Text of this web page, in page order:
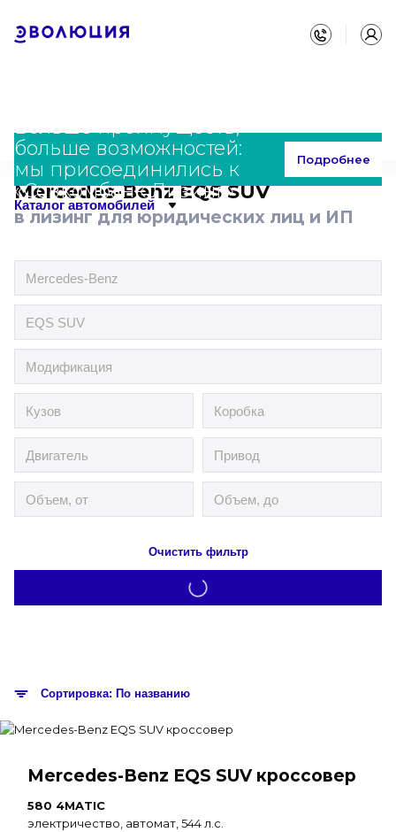
Больше преимуществ,
больше возможностей:
мы присоединились к
«Совкомбанк Лизинг»
Подробнее
Каталог автомобилей
Главная Каталог Mercedes-Benz EQS SUV
Mercedes-Benz EQS SUV
в лизинг для юридических лиц и ИП
Очистить фильтр
Сортировка: По названию
Mercedes-Benz EQS SUV кроссовер
580 4MATIC
электричество, автомат, 544 л.с.